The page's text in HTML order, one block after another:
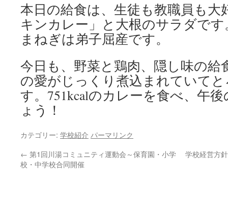
本日の給食は、生徒も教職員も大
キンカレー」と大根のサラダで
まねぎは弟子屈産です。
今日も、野菜と鶏肉、隠し味の給
の愛がじっくり煮込まれていて
す。751kcalのカレーを食べ、午
ょう！
カテゴリー: 学校紹介 パーマリンク
← 第1回川湯コミュニティ運動会～保育園・小学
校・中学校合同開催
学校経営方